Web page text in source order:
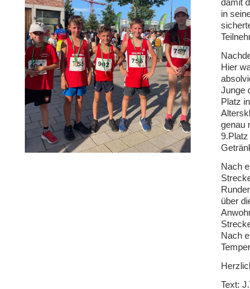
damit
in
Hier
Junge
Platz
genau
9.Platz
Nach
über
Nach
Text: